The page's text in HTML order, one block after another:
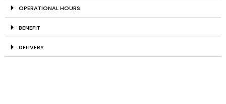
OPERATIONAL HOURS
BENEFIT
DELIVERY